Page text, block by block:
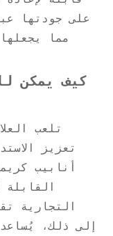
على جودتها
مما
كيف يمكن
تلعب
تعزيز
أنابيب
القابلة
التجارية
إلى ذلك،